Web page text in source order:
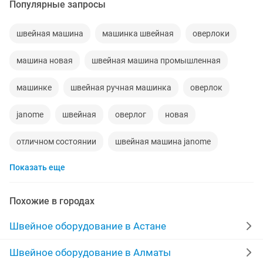
Популярные запросы
швейная машина машинка швейная оверлоки
машина новая швейная машина промышленная
машинке швейная ручная машинка оверлок
janome швейная оверлог новая
отличном состоянии швейная машина janome
швейная машинка бу
швейная машина б у швеиная машинка
швеиная машина машинкв шве
Показать еще
Похожие в городах
Швейное оборудование в Астане
Швейное оборудование в Алматы